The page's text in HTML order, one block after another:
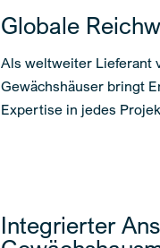
Globale
Als weltweiter Lieferant
Gewächshäuser bringt
Expertise in jedes
Integrierter